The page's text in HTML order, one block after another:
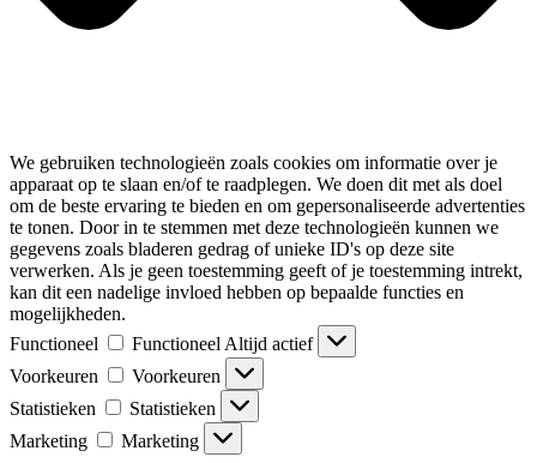
We gebruiken technologieën zoals cookies om informatie over je
apparaat op te slaan en/of te raadplegen. We doen dit met als doel
om de beste ervaring te bieden en om gepersonaliseerde advertenties
te tonen. Door in te stemmen met deze technologieën kunnen we
gegevens zoals bladeren gedrag of unieke ID's op deze site
verwerken. Als je geen toestemming geeft of je toestemming intrekt,
kan dit een nadelige invloed hebben op bepaalde functies en
mogelijkheden.
Functioneel
Functioneel Altijd actief
Voorkeuren
Voorkeuren
Statistieken
Statistieken
Marketing
Marketing